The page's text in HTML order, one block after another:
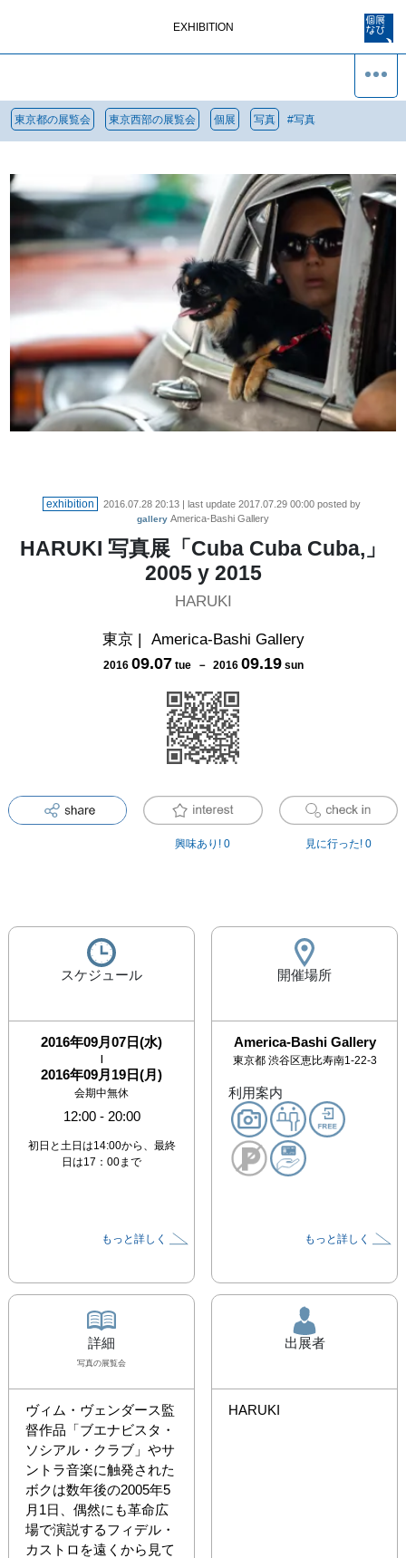
EXHIBITION
東京都の展覧会 東京西部の展覧会 個展 写真 #写真
exhibition 2016.07.28 20:13 | last update 2017.07.29 00:00 posted by
gallery America-Bashi Gallery
HARUKI 写真展「Cuba Cuba Cuba,」
2005 y 2015
HARUKI
東京| America-Bashi Gallery
2016 09.07 tue－ 2016 09.19 sun
興味あり! 0 見に行った! 0
スケジュール
2016年09月07日(水)
|
2016年09月19日(月)
会期中無休
12:00- 20:00
初日と土日は14:00から、最終
日は17：00まで
もっと詳しく
開催場所
America-Bashi Gallery
東京都 渋谷区恵比寿南1-22-3
利用案内
もっと詳しく
詳細
写真の展覧会
ヴィム・ヴェンダース監
督作品「ブエナビスタ・
ソシアル・クラブ」やサ
ントラ音楽に触発された
ボクは数年後の2005年5
月1日、偶然にも革命広
場で演説するフィデル・
カストロを遠くから見て
出展者
HARUKI